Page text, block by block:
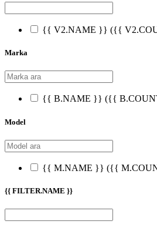
{{ V2.NAME }} ({{
Marka
{{ B.NAME }} ({{
Model
{{ M.NAME }} ({{
{{ FILTER.NAME }}